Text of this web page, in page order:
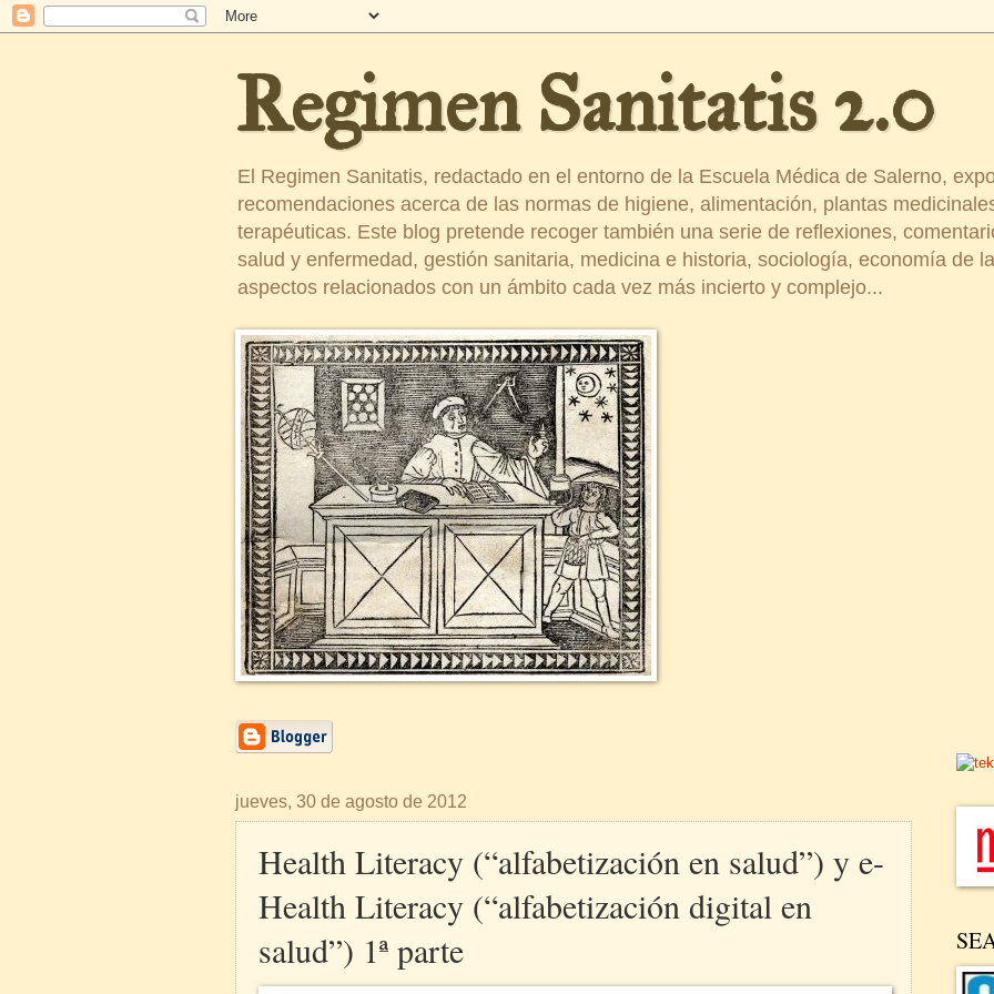
Regimen Sanitatis 2.0
El Regimen Sanitatis, redactado en el entorno de la Escuela Médica de Salerno,
recomendaciones acerca de las normas de higiene, alimentación, plantas
terapéuticas. Este blog pretende recoger también una serie de reflexiones,
salud y enfermedad, gestión sanitaria, medicina e historia, sociología, economía de
aspectos relacionados con un ámbito cada vez más incierto y complejo...
jueves, 30 de agosto de 2012
Health Literacy (“alfabetización en salud”) y e-
Health Literacy (“alfabetización digital en
salud”) 1ª parte